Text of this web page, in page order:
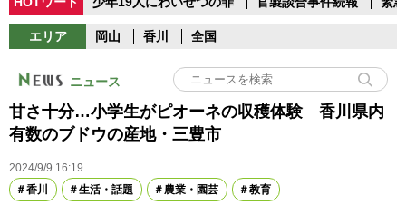
エリア 岡山 香川 全国
ニュース
甘さ十分…小学生がピオーネの収穫体験 香川県内
有数のブドウの産地・三豊市
2024/9/9 16:19
香川
生活・話題 農業・園芸 教育